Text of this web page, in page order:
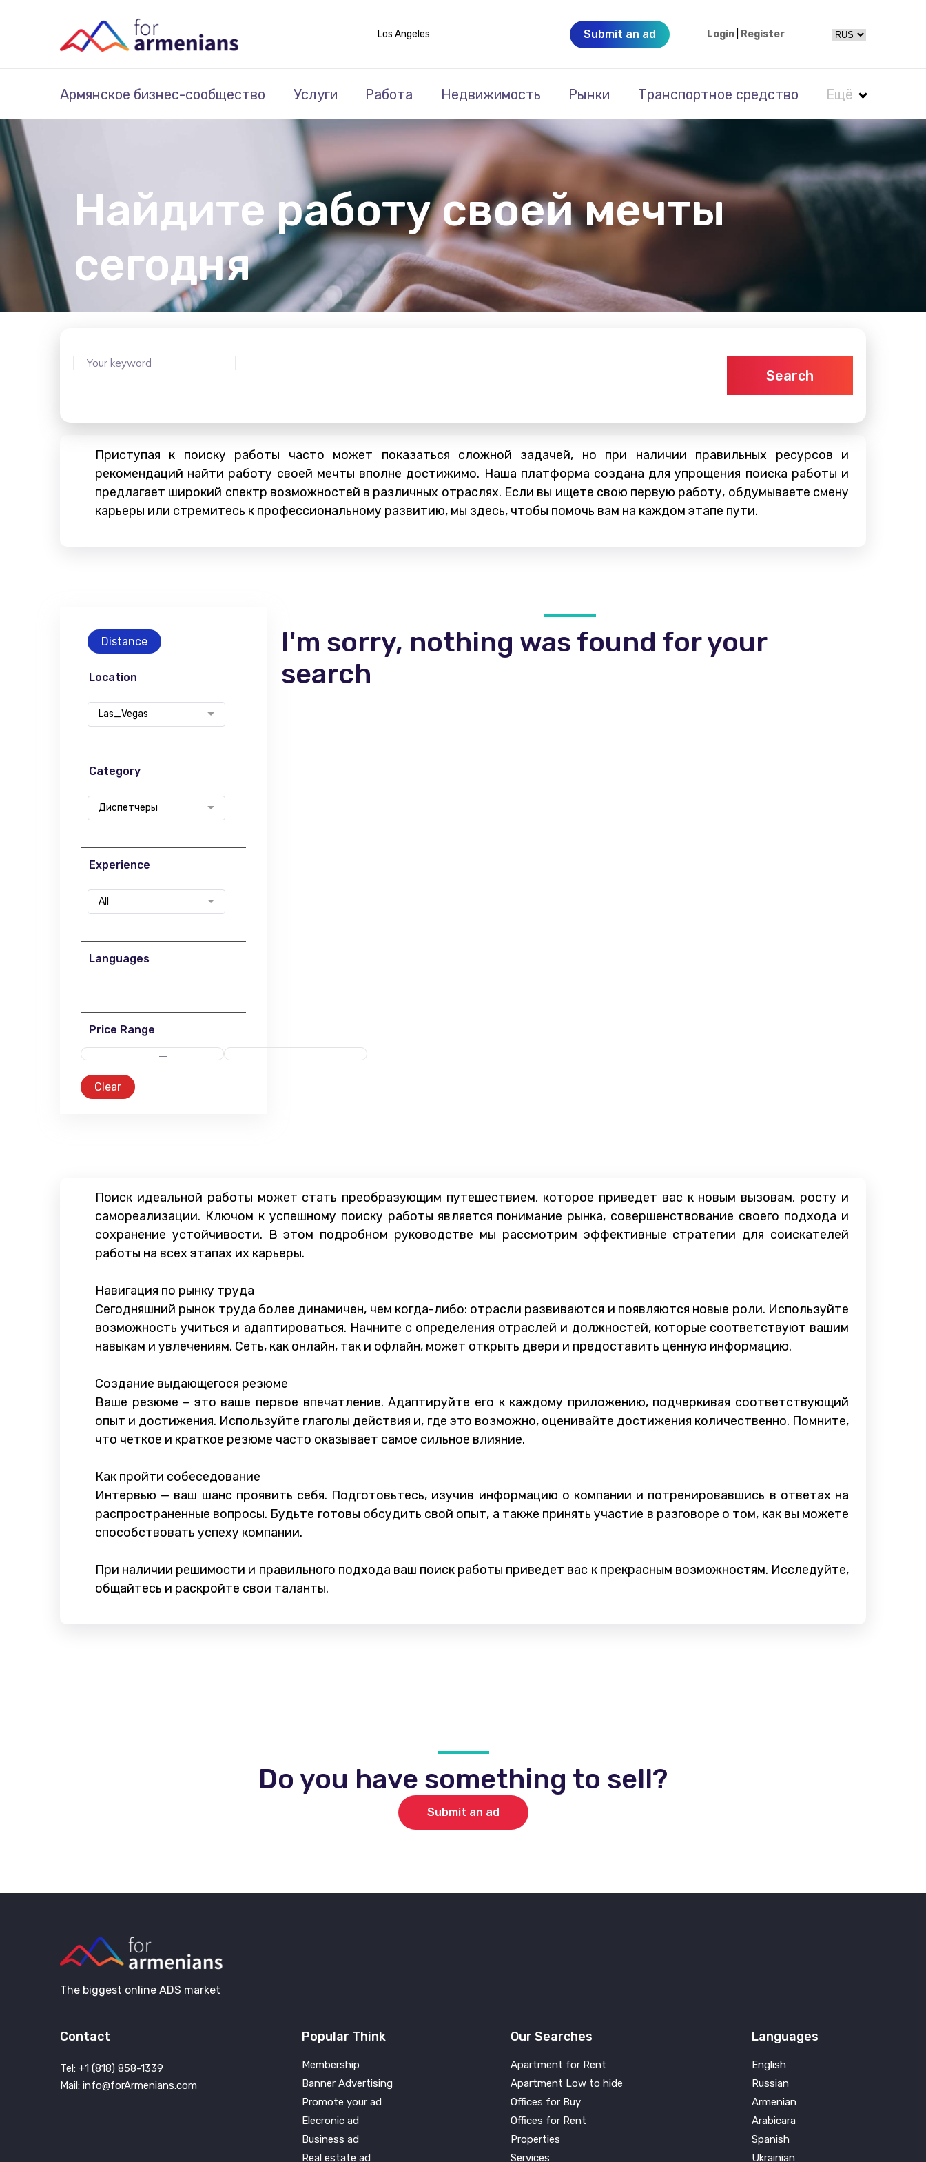
Los Angeles Submit an ad Login Register
Армянское бизнес-сообщество Услуги Работа Недвижимость Рынки Транспортное средство Ещё
Найдите работу своей мечты
сегодня
Search
Приступая к поиску работы часто может показаться сложной задачей, но при наличии правильных ресурсов и
рекомендаций найти работу своей мечты вполне достижимо. Наша платформа создана для упрощения поиска работы и
предлагает широкий спектр возможностей в различных отраслях. Если вы ищете свою первую работу, обдумываете смену
карьеры или стремитесь к профессиональному развитию, мы здесь, чтобы помочь вам на каждом этапе пути.
Distance
Location
Las_Vegas
Category
Диспетчеры
Experience
All
Languages
Price Range
Clear
I'm sorry, nothing was found for your
search
Поиск идеальной работы может стать преобразующим путешествием, которое приведет вас к новым вызовам, росту и
самореализации. Ключом к успешному поиску работы является понимание рынка, совершенствование своего подхода и
сохранение устойчивости. В этом подробном руководстве мы рассмотрим эффективные стратегии для соискателей
работы на всех этапах их карьеры.
Навигация по рынку труда
Сегодняшний рынок труда более динамичен, чем когда-либо: отрасли развиваются и появляются новые роли. Используйте
возможность учиться и адаптироваться. Начните с определения отраслей и должностей, которые соответствуют вашим
навыкам и увлечениям. Сеть, как онлайн, так и офлайн, может открыть двери и предоставить ценную информацию.
Создание выдающегося резюме
Ваше резюме – это ваше первое впечатление. Адаптируйте его к каждому приложению, подчеркивая соответствующий
опыт и достижения. Используйте глаголы действия и, где это возможно, оценивайте достижения количественно. Помните,
что четкое и краткое резюме часто оказывает самое сильное влияние.
Как пройти собеседование
Интервью — ваш шанс проявить себя. Подготовьтесь, изучив информацию о компании и потренировавшись в ответах на
распространенные вопросы. Будьте готовы обсудить свой опыт, а также принять участие в разговоре о том, как вы можете
способствовать успеху компании.
При наличии решимости и правильного подхода ваш поиск работы приведет вас к прекрасным возможностям. Исследуйте,
общайтесь и раскройте свои таланты.
Do you have something to sell?
Submit an ad
The biggest online ADS market
Contact
Tel: +1 (818) 858-1339
Mail: info@forArmenians.com
Popular Think
Membership
Banner Advertising
Promote your ad
Elecronic ad
Business ad
Real estate ad
Our Searches
Apartment for Rent
Apartment Low to hide
Offices for Buy
Offices for Rent
Properties
Services
Languages
English
Russian
Armenian
Arabicara
Spanish
Ukrainian